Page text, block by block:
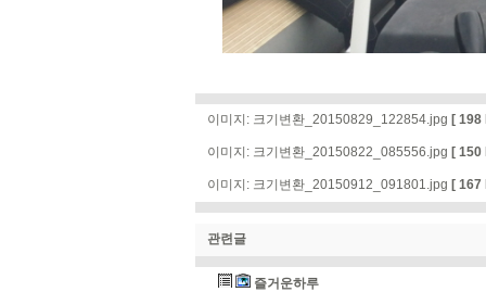
이미지: 크기변환_20150829_122854.jpg [ 198
이미지: 크기변환_20150822_085556.jpg [ 150
이미지: 크기변환_20150912_091801.jpg [ 167
관련글
즐거운하루